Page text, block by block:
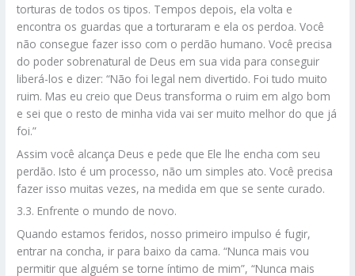
torturas de todos os tipos. Tempos depois, ela volta e
encontra os guardas que a torturaram e ela os perdoa. Você
não consegue fazer isso com o perdão humano. Você precisa
do poder sobrenatural de Deus em sua vida para conseguir
liberá-los e dizer: “Não foi legal nem divertido. Foi tudo muito
ruim. Mas eu creio que Deus transforma o ruim em algo bom
e sei que o resto de minha vida vai ser muito melhor do que já
foi.”
Assim você alcança Deus e pede que Ele lhe encha com seu
perdão. Isto é um processo, não um simples ato. Você precisa
fazer isso muitas vezes, na medida em que se sente curado.
3.3. Enfrente o mundo de novo.
Quando estamos feridos, nosso primeiro impulso é fugir,
entrar na concha, ir para baixo da cama. “Nunca mais vou
permitir que alguém se torne íntimo de mim”, “Nunca mais